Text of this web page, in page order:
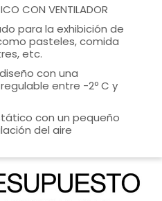
CON VENTILADOR
para la exhibición de
pasteles, comida
etc.
con una
entre -2º C y
con un pequeño
del aire